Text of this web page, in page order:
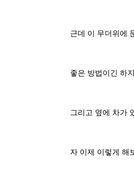
근데 이 무더위에
좋은 방법이긴 하
그리고 옆에 차가
자 이제 이렇게 해